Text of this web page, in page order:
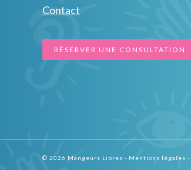
Contact
RÉSERVER UNE CONSULTATION
© 2026 Mangeurs Libres - Mentions légales -